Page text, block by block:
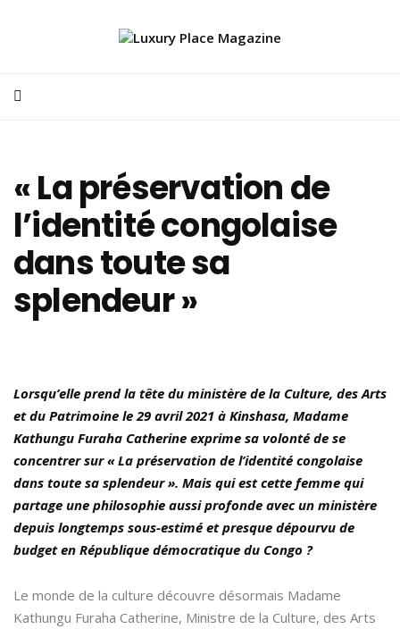
« La préservation de
l’identité congolaise
dans toute sa
splendeur »
Lorsqu’elle prend la tête du ministère de la Culture, des Arts
et du Patrimoine le 29 avril 2021 à Kinshasa, Madame
Kathungu Furaha Catherine exprime sa volonté de se
concentrer sur « La préservation de l’identité congolaise
dans toute sa splendeur ». Mais qui est cette femme qui
partage une philosophie aussi profonde avec un ministère
depuis longtemps sous-estimé et presque dépourvu de
budget en République démocratique du Congo ?
Le monde de la culture découvre désormais Madame
Kathungu Furaha Catherine, Ministre de la Culture, des Arts